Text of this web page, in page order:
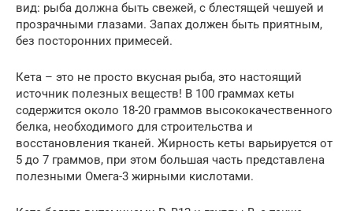
вид: рыба должна быть свежей, с блестящей чешуей и
прозрачными глазами. Запах должен быть приятным,
без посторонних примесей.
Кета – это не просто вкусная рыба, это настоящий
источник полезных веществ! В 100 граммах кеты
содержится около 18-20 граммов высококачественного
белка, необходимого для строительства и
восстановления тканей. Жирность кеты варьируется от
5 до 7 граммов, при этом большая часть представлена
полезными Омега-3 жирными кислотами.